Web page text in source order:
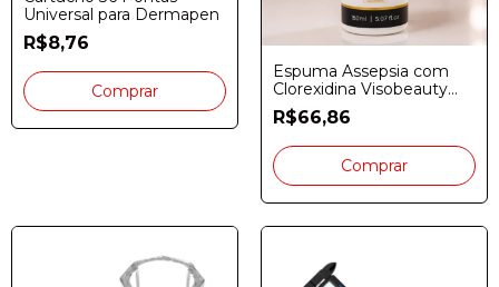
Universal para Dermapen
R$8,76
Espuma Assepsia com
Clorexidina Visobeauty
Professional 150ml
R$66,86